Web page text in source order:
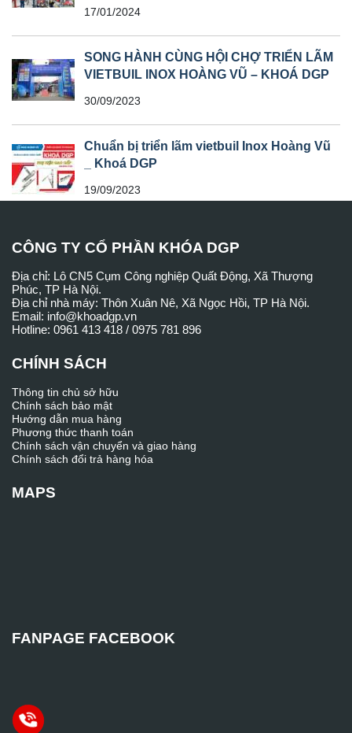
17/01/2024
SONG HÀNH CÙNG HỘI CHỢ TRIỂN LÃM
VIETBUIL INOX HOÀNG VŨ – KHOÁ DGP
30/09/2023
Chuẩn bị triển lãm vietbuil Inox Hoàng Vũ
_ Khoá DGP
19/09/2023
CÔNG TY CỔ PHẦN KHÓA DGP
Địa chỉ: Lô CN5 Cụm Công nghiệp Quất Động, Xã Thượng
Phúc, TP Hà Nội.
Địa chỉ nhà máy: Thôn Xuân Nê, Xã Ngọc Hồi, TP Hà Nội.
Email: info@khoadgp.vn
Hotline: 0961 413 418 / 0975 781 896
CHÍNH SÁCH
Thông tin chủ sở hữu
Chính sách bảo mật
Hướng dẫn mua hàng
Phương thức thanh toán
Chính sách vận chuyển và giao hàng
Chính sách đổi trả hàng hóa
MAPS
FANPAGE FACEBOOK